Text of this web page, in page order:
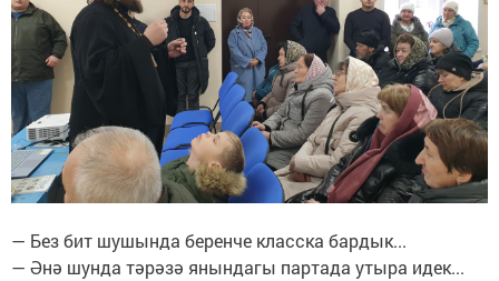
— Без бит шушында беренче класска бардык...
— Әнә шунда тәрәзә янындагы партада утыра идек...